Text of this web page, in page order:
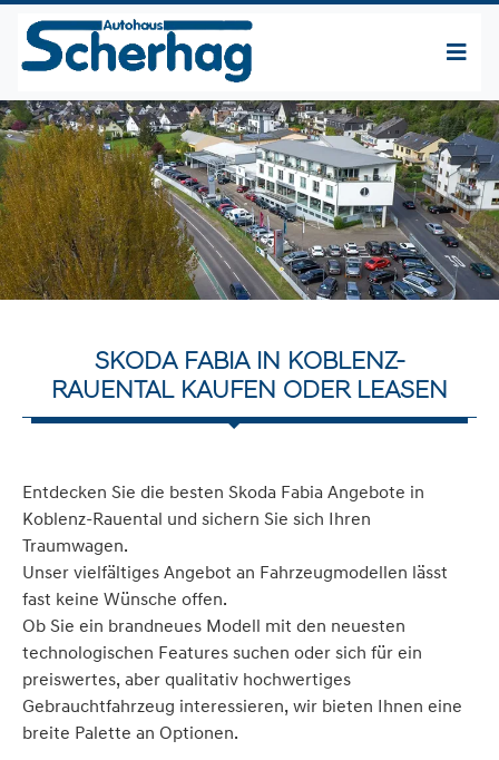
SKODA FABIA IN KOBLENZ-
RAUENTAL KAUFEN ODER LEASEN
Entdecken Sie die besten Skoda Fabia Angebote in
Koblenz-Rauental und sichern Sie sich Ihren
Traumwagen.
Unser vielfältiges Angebot an Fahrzeugmodellen lässt
fast keine Wünsche offen.
Ob Sie ein brandneues Modell mit den neuesten
technologischen Features suchen oder sich für ein
preiswertes, aber qualitativ hochwertiges
Gebrauchtfahrzeug interessieren, wir bieten Ihnen eine
breite Palette an Optionen.